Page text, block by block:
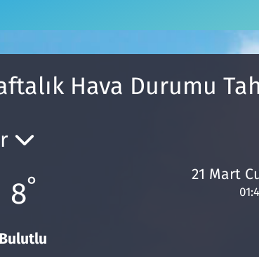
Hava Durumu
8° 21 Mart